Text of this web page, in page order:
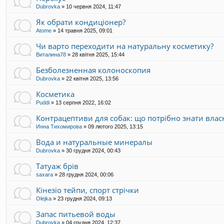
Dubrovka » 10 червня 2024, 11:47
Як обрати кондиціонер?
Atome » 14 травня 2025, 09:01
Чи варто переходити на натуральну косметику?
Виталина78 » 28 квітня 2025, 15:44
Безболезненная колоноскопия
Dubrovka » 22 квітня 2025, 13:56
Косметика
Puddi » 13 серпня 2022, 16:02
Контрацептиви для собак: що потрібно знати
Инна Тихомирова » 09 лютого 2025, 13:15
Вода и натуральные минералы
Dubrovka » 30 грудня 2024, 00:43
Татуаж брів
saxara » 28 грудня 2024, 00:06
Кінезіо тейпи, спорт стрічки
Olejka » 23 грудня 2024, 09:13
Запас питьевой воды
Dubrovka » 04 грудня 2024, 12:37